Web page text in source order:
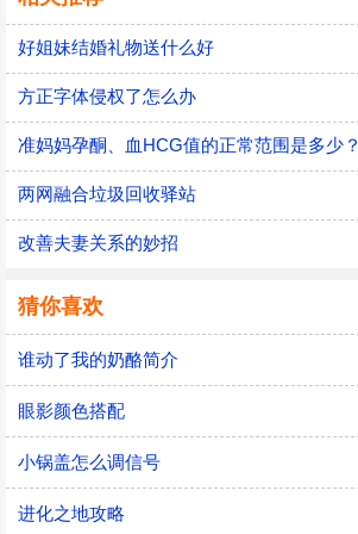
好姐妹结婚礼物送什么好
方正字体侵权了怎么办
准妈妈孕酮、血HCG值的正常范围是多少？
两网融合垃圾回收驿站
改善夫妻关系的妙招
猜你喜欢
谁动了我的奶酪简介
眼影颜色搭配
小锅盖怎么调信号
进化之地攻略